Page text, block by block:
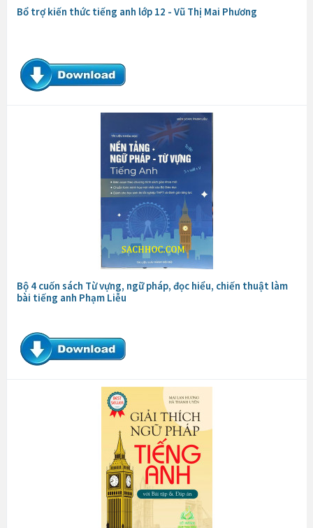
Bổ trợ kiến thức tiếng anh lớp 12 - Vũ Thị Mai Phương
Bộ 4 cuốn sách Từ vựng, ngữ pháp, đọc hiểu, chiến thuật làm
bài tiếng anh Phạm Liễu